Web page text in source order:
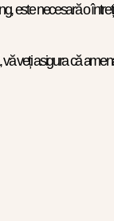
este necesară o
vă veți asigura că